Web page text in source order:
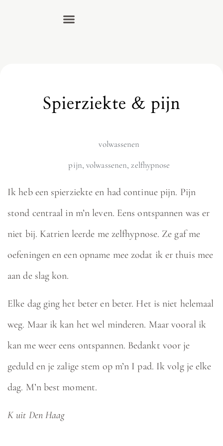
Spierziekte & pijn
volwassenen
pijn,volwassenen, zelfhypnose
Ik heb een spierziekte en had continue pijn. Pijn
stond centraal in m’n leven. Eens ontspannen was er
niet bij. Katrien leerde me zelfhypnose. Ze gaf me
oefeningen en een opname mee zodat ik er thuis mee
aan de slag kon.
Elke dag ging het beter en beter. Het is niet helemaal
weg. Maar ik kan het wel minderen. Maar vooral ik
kan me weer eens ontspannen. Bedankt voor je
geduld en je zalige stem op m’n I pad. Ik volg je elke
dag. M’n best moment.
K uit Den Haag